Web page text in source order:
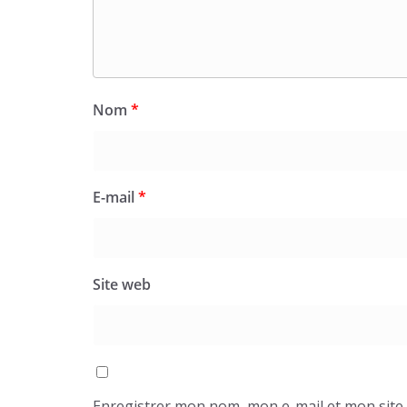
Nom *
E-mail*
Site web